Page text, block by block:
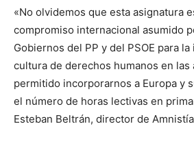
«No olvidemos que esta asignatura
compromiso internacional asumido
Gobiernos del PP y del PSOE para
cultura de derechos humanos en las
permitido incorporarnos a Europa y
el número de horas lectivas en
Esteban Beltrán, director de